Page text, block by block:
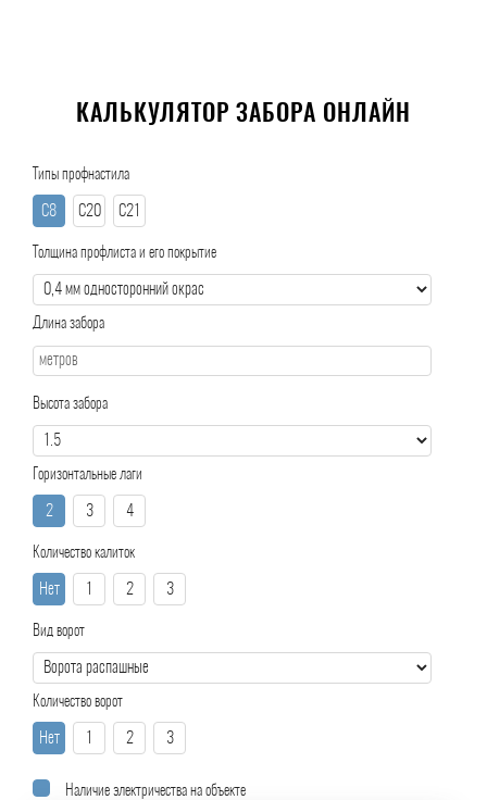
КАЛЬКУЛЯТОР ЗАБОРА ОНЛАЙН
Типы профнастила
С8 С20 С21
Толщина профлиста и его покрытие
Длина забора
Высота забора
Горизонтальные лаги
2 3 4
Количество калиток
Нет 1 2 3
Вид ворот
Количество ворот
Нет 1 2 3
Наличие электричества на объекте